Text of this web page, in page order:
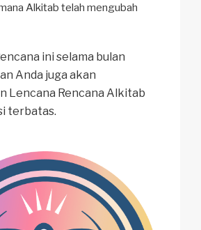
Alkitab telah mengubah
ini selama bulan
Anda juga akan
Lencana Rencana Alkitab
terbatas.